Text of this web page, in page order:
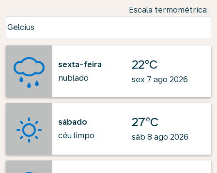
Escala termométrica:
Celcius
keyboard_arrow_down
sexta-feira
nublado
22°C
sex 7 ago 2026
sábado
céu limpo
27°C
sáb 8 ago 2026